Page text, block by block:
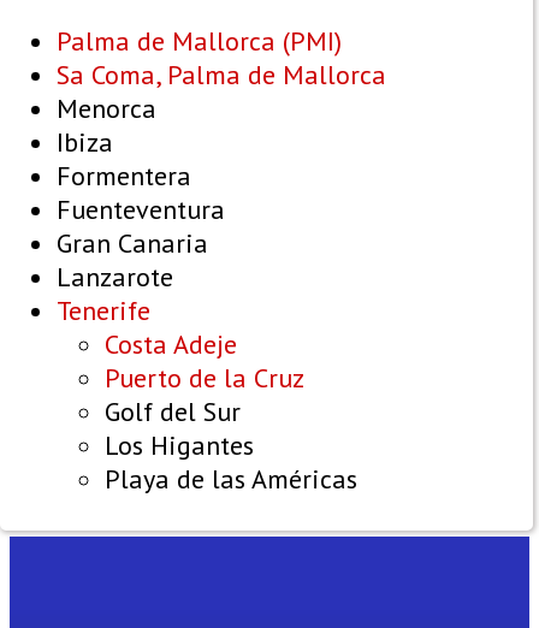
Palma de Mallorca (PMI)
Sa Coma, Palma de Mallorca
Menorca
Ibiza
Formentera
Fuenteventura
Gran Canaria
Lanzarote
Tenerife
Costa Adeje
Puerto de la Cruz
Golf del Sur
Los Higantes
Playa de las Américas